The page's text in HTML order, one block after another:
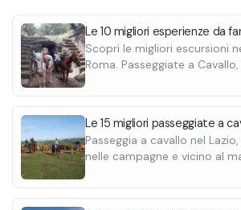
circa 2 ore attraverso la Pineta del
Canale San Leopoldo, zona retrodunale,
spiaggia.
Le 10 migliori esperienze da
Scopri le migliori escursioni
Roma. Passeggiate a
Le 15 migliori passeggiate a
Passeggia a cavallo nel
nelle campagne e vicino al
destinazioni.